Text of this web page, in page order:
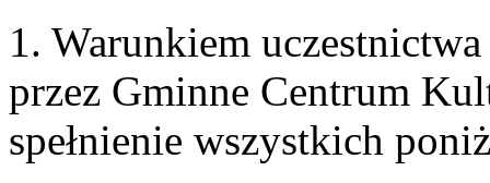
1. Warunkiem
przez Gminne Centrum
spełnienie wszystkich